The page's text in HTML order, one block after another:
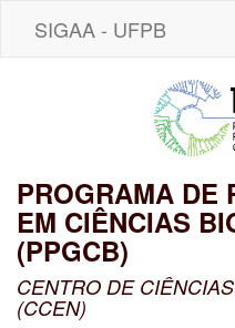
SIGAA - UFPB
PROGRAMA DE
EM CIÊNCIAS
(PPGCB)
CENTRO DE
(CCEN)